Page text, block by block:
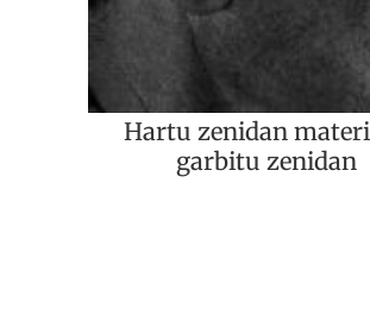
Hartu zenidan
garbitu zenidan